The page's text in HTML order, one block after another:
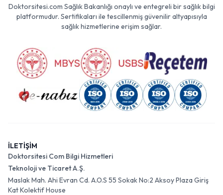
Doktorsitesi.com Sağlık Bakanlığı onaylı ve entegreli bir sağlık bilgi
platformudur. Sertifikaları ile tescillenmiş güvenilir altyapısıyla
sağlık hizmetlerine erişim sağlar.
İLETİŞİM
Doktorsitesi Com Bilgi Hizmetleri
Teknoloji ve Ticaret A.Ş.
Maslak Mah. Ahi Evran Cd. A.O.S 55 Sokak No:2 Aksoy Plaza Giriş
Kat Kolektif House